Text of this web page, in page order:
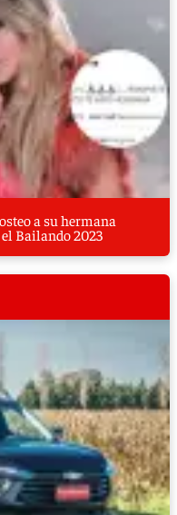
a su hermana
Bailando 2023